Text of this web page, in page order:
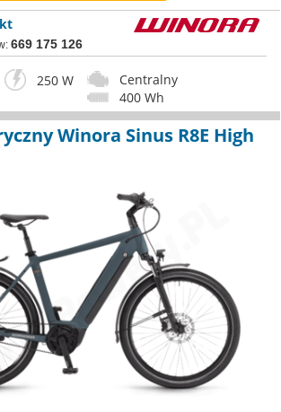
669 175 126
250 W
Centralny
400 Wh
Winora Sinus R8E High